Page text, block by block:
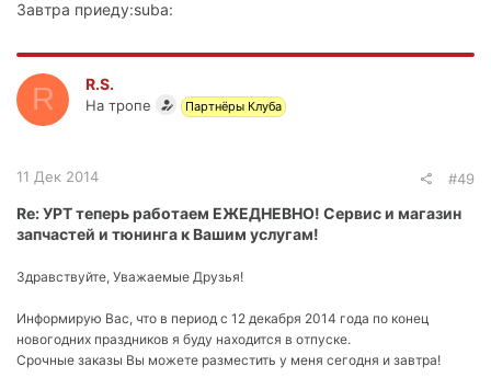
Завтра приеду:suba:
R R.S.
На тропе Партнёры Клуба
11 Дек 2014 #49
Re: УРТ теперь работаем ЕЖЕДНЕВНО! Сервис и магазин
запчастей и тюнинга к Вашим услугам!
Здравствуйте, Уважаемые Друзья!
Информирую Вас, что в период с 12 декабря 2014 года по конец
новогодних праздников я буду находится в отпуске.
Срочные заказы Вы можете разместить у меня сегодня и завтра!